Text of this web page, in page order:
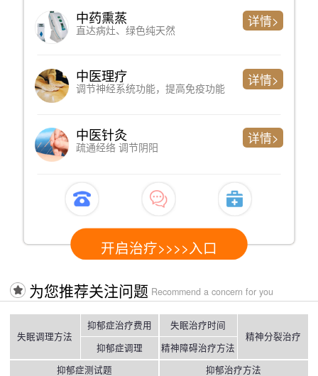
中药熏蒸
直达病灶、绿色纯天然
详情>
中医理疗
调节神经系统功能，提高免疫功能
详情>
中医针灸
疏通经络 调节阴阳
详情>
开启治疗>>>>入口
为您推荐关注问题 Recommend a concern for you
失眠调理方法
抑郁症治疗费用
抑郁症调理
失眠治疗时间
精神障碍治疗方法
精神分裂治疗
抑郁症测试题 抑郁治疗方法